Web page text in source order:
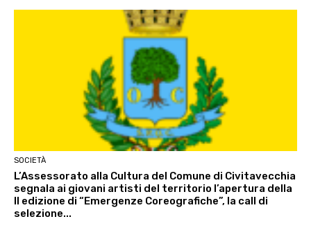
SOCIETÀ
L’Assessorato alla Cultura del Comune di Civitavecchia
segnala ai giovani artisti del territorio l’apertura della
II edizione di “Emergenze Coreografiche”, la call di
selezione...